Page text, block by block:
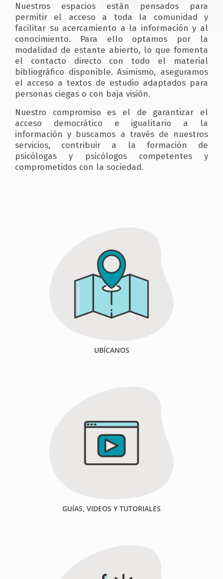
Nuestros espacios están pensados para
permitir el acceso a toda la comunidad y
facilitar su acercamiento a la información y al
conocimiento. Para ello optamos por la
modalidad de estante abierto, lo que fomenta
el contacto directo con todo el material
bibliográfico disponible. Asimismo, aseguramos
el acceso a textos de estudio adaptados para
personas ciegas o con baja visión.
Nuestro compromiso es el de garantizar el
acceso democrático e igualitario a la
información y buscamos a través de nuestros
servicios, contribuir a la formación de
psicólogas y psicólogos competentes y
comprometidos con la sociedad.
UBÍCANOS
GUÍAS, VIDEOS Y TUTORIALES